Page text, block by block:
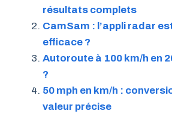
résultats complets
CamSam : l’appli radar
efficace ?
Autoroute à 100 km/h en
?
50 mph en km/h :
valeur précise